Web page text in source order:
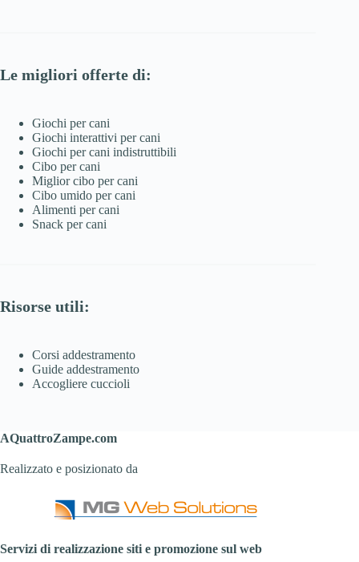
Le migliori offerte di:
Giochi per cani
Giochi interattivi per cani
Giochi per cani indistruttibili
Cibo per cani
Miglior cibo per cani
Cibo umido per cani
Alimenti per cani
Snack per cani
Risorse utili:
Corsi addestramento
Guide addestramento
Accogliere cuccioli
AQuattroZampe.com
Realizzato e posizionato da
Servizi di realizzazione siti e promozione sul web